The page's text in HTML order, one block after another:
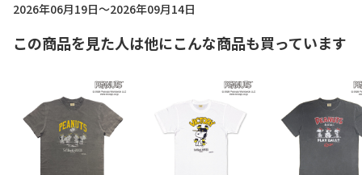
2026年06月19日～2026年09月14日
この商品を見た人は他にこんな商品も買っています